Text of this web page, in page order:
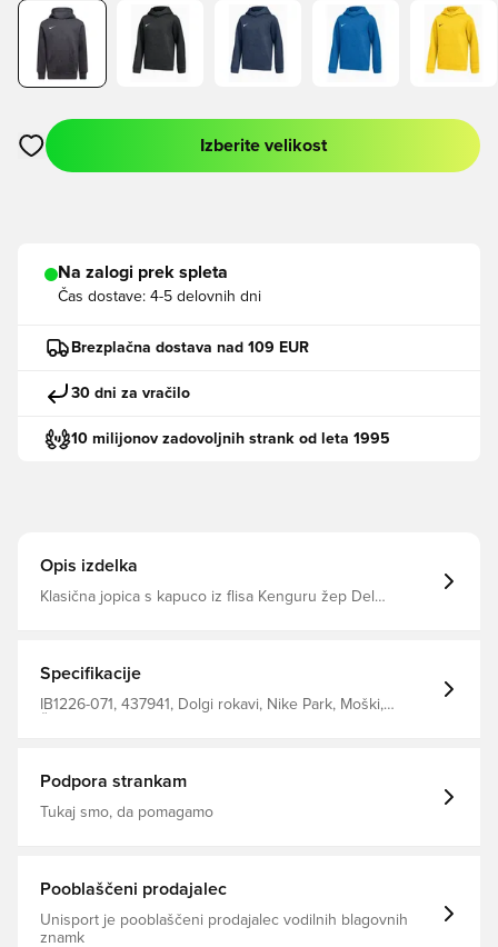
Odpre Modal za prijavo ali vpis kot član
Izberite velikost
Na zalogi prek spleta
Čas dostave: 4-5 delovnih dni
Brezplačna dostava nad 109 EUR
30 dni za vračilo
10 milijonov zadovoljnih strank od leta 1995
Opis izdelka
Klasična jopica s kapuco iz flisa Kenguru žep Del
Specifikacije
IB1226-071, 437941, Dolgi rokavi, Nike Park, Moški,
Podpora strankam
Tukaj smo, da pomagamo
Pooblaščeni prodajalec
Unisport je pooblaščeni prodajalec vodilnih blagovnih
znamk